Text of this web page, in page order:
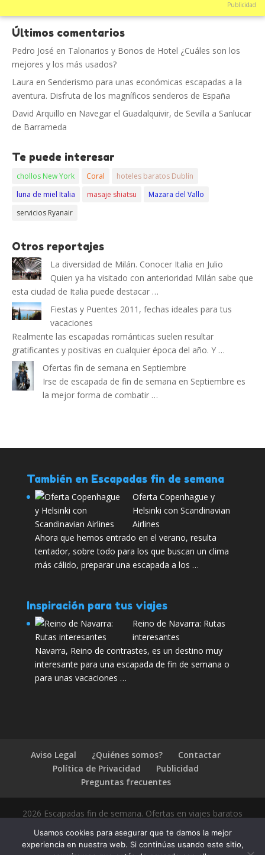
Publicidad
Últimos comentarios
Pedro José en Talonarios y Bonos de Hotel ¿Cuáles son los
mejores y los más usados?
Laura en Senderismo para unas económicas escapadas a la
aventura. Disfruta de los magníficos senderos de España
David Arquillo en Navegar el Guadalquivir, de Sevilla a Sanlucar
de Barrameda
Te puede interesar
chollos New York Coral
hoteles baratos Dublín
luna de miel Italia
masaje shiatsu
Mazara del Vallo
servicios Ryanair
Otros reportajes
La diversidad de Milán. Conocer Italia en Julio
Quien ya ha visitado con anterioridad Milán sabe que
esta ciudad de Italia puede destacar …
Fiestas y Puentes 2011, fechas ideales para tus
vacaciones
Realmente las escapadas románticas suelen resultar
gratificantes y positivas en cualquier época del año. Y …
Ofertas fin de semana en Septiembre
Irse de escapada de fin de semana en Septiembre es
la mejor forma de combatir …
También en Escapadas fin de semana
Oferta Copenhague y
Helsinki con Scandinavian
Airlines
Ahora que hemos entrado en el verano, resulta
tentador, sobre todo para los que buscan un clima
más cálido, preparar una escapada a los …
Inspiración para tus viajes
Reino de Navarra: Rutas
interesantes
Navarra, Reino de contrastes, es un destino muy
interesante para una escapada de fin de semana o
para unas vacaciones …
Aviso Legal ¿Quiénes somos?
Contactar
Política de Privacidad
Publicidad
Preguntas frecuentes
2026 Escapadas fin de semana. Ofertas en viajes baratos
Usamos cookies para asegurar que te damos la mejor
experiencia en nuestra web. Si continúas usando este sitio,